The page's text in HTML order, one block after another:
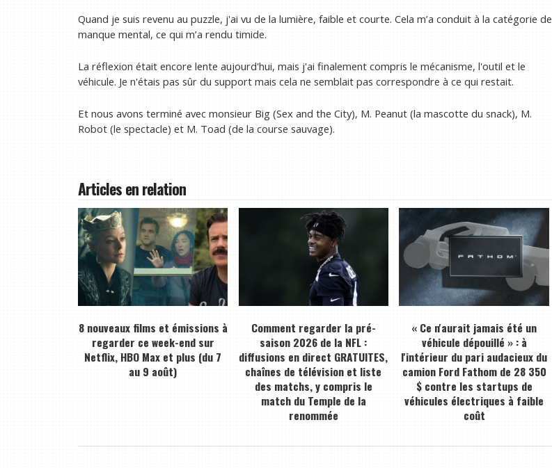
Quand je suis revenu au puzzle, j'ai vu de la lumière, faible et courte. Cela m’a conduit à la catégorie de
manque mental, ce qui m’a rendu timide.
La réflexion était encore lente aujourd'hui, mais j'ai finalement compris le mécanisme, l'outil et le
véhicule. Je n'étais pas sûr du support mais cela ne semblait pas correspondre à ce qui restait.
Et nous avons terminé avec monsieur Big (Sex and the City), M. Peanut (la mascotte du snack), M.
Robot (le spectacle) et M. Toad (de la course sauvage).
Articles en relation
8 nouveaux films et émissions à
regarder ce week-end sur
Netflix, HBO Max et plus (du 7
au 9 août)
Comment regarder la pré-
saison 2026 de la NFL :
diffusions en direct GRATUITES,
chaînes de télévision et liste
des matchs, y compris le
match du Temple de la
renommée
« Ce n'aurait jamais été un
véhicule dépouillé » : à
l'intérieur du pari audacieux du
camion Ford Fathom de 28 350
$ contre les startups de
véhicules électriques à faible
coût